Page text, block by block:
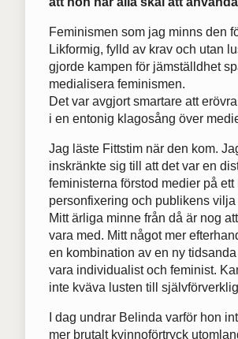
Feminismen som jag minns den
Likformig, fylld av krav och utan
gjorde kampen för jämställdhet
medialisera feminismen.
Det var avgjort smartare att
i en entonig klagosång över
Jag läste Fittstim när den kom.
inskränkte sig till att det var en
feministerna förstod medier på
personfixering och publikens
Mitt ärliga minne från då är nog
vara med. Mitt något mer
en kombination av en ny
vara individualist och feminist.
inte kväva lusten till
I dag undrar Belinda varför hon
mer brutalt kvinnoförtryck